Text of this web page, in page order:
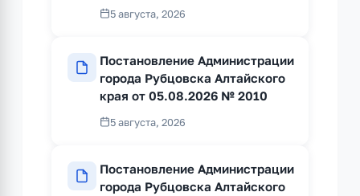
5 августа, 2026
Постановление Администрации
города Рубцовска Алтайского
края от 05.08.2026 № 2010
5 августа, 2026
Постановление Администрации
города Рубцовска Алтайского